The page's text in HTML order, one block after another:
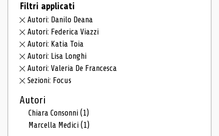
Filtri applicati
Autori: Danilo Deana
Autori: Federica Viazzi
Autori: Katia Toia
Autori: Lisa Longhi
Autori: Valeria De Francesca
Sezioni: Focus
Autori
Chiara Consonni(1)
Marcella Medici(1)